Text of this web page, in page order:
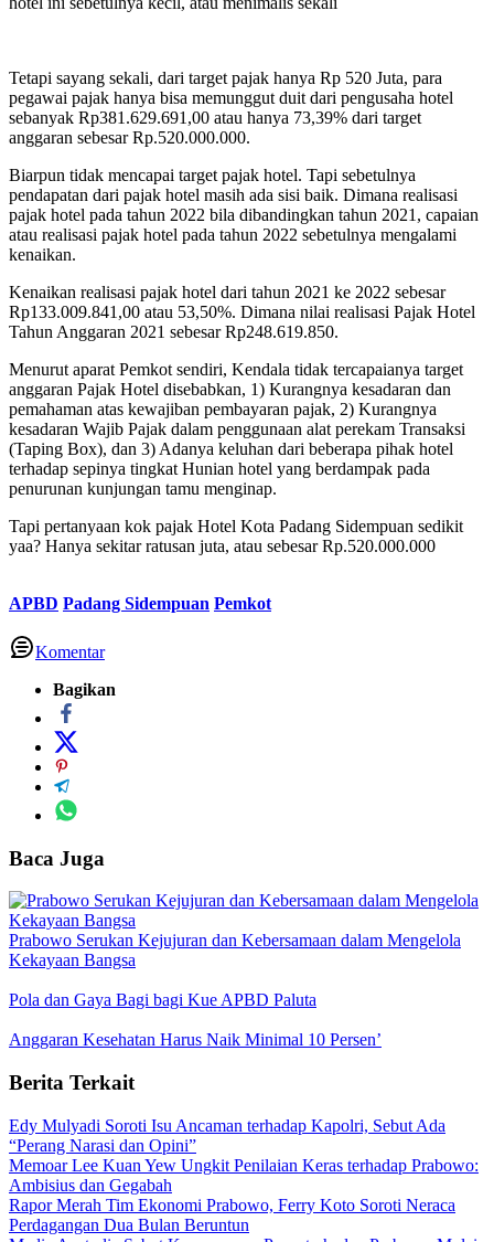
Tetapi sayang sekali, dari target pajak hanya Rp 520 Juta, para
pegawai pajak hanya bisa memunggut duit dari pengusaha hotel
sebanyak Rp381.629.691,00 atau hanya 73,39% dari target
anggaran sebesar Rp.520.000.000.
Biarpun tidak mencapai target pajak hotel. Tapi sebetulnya
pendapatan dari pajak hotel masih ada sisi baik. Dimana realisasi
pajak hotel pada tahun 2022 bila dibandingkan tahun 2021, capaian
atau realisasi pajak hotel pada tahun 2022 sebetulnya mengalami
kenaikan.
Kenaikan realisasi pajak hotel dari tahun 2021 ke 2022 sebesar
Rp133.009.841,00 atau 53,50%. Dimana nilai realisasi Pajak Hotel
Tahun Anggaran 2021 sebesar Rp248.619.850.
Menurut aparat Pemkot sendiri, Kendala tidak tercapaianya target
anggaran Pajak Hotel disebabkan, 1) Kurangnya kesadaran dan
pemahaman atas kewajiban pembayaran pajak, 2) Kurangnya
kesadaran Wajib Pajak dalam penggunaan alat perekam Transaksi
(Taping Box), dan 3) Adanya keluhan dari beberapa pihak hotel
terhadap sepinya tingkat Hunian hotel yang berdampak pada
penurunan kunjungan tamu menginap.
Tapi pertanyaan kok pajak Hotel Kota Padang Sidempuan sedikit
yaa? Hanya sekitar ratusan juta, atau sebesar Rp.520.000.000
APBD Padang Sidempuan Pemkot
Komentar
Bagikan
Baca Juga
Prabowo Serukan Kejujuran dan Kebersamaan dalam Mengelola
Kekayaan Bangsa
Pola dan Gaya Bagi bagi Kue APBD Paluta
Anggaran Kesehatan Harus Naik Minimal 10 Persen’
Berita Terkait
Edy Mulyadi Soroti Isu Ancaman terhadap Kapolri, Sebut Ada
“Perang Narasi dan Opini”
Memoar Lee Kuan Yew Ungkit Penilaian Keras terhadap Prabowo:
Ambisius dan Gegabah
Rapor Merah Tim Ekonomi Prabowo, Ferry Koto Soroti Neraca
Perdagangan Dua Bulan Beruntun